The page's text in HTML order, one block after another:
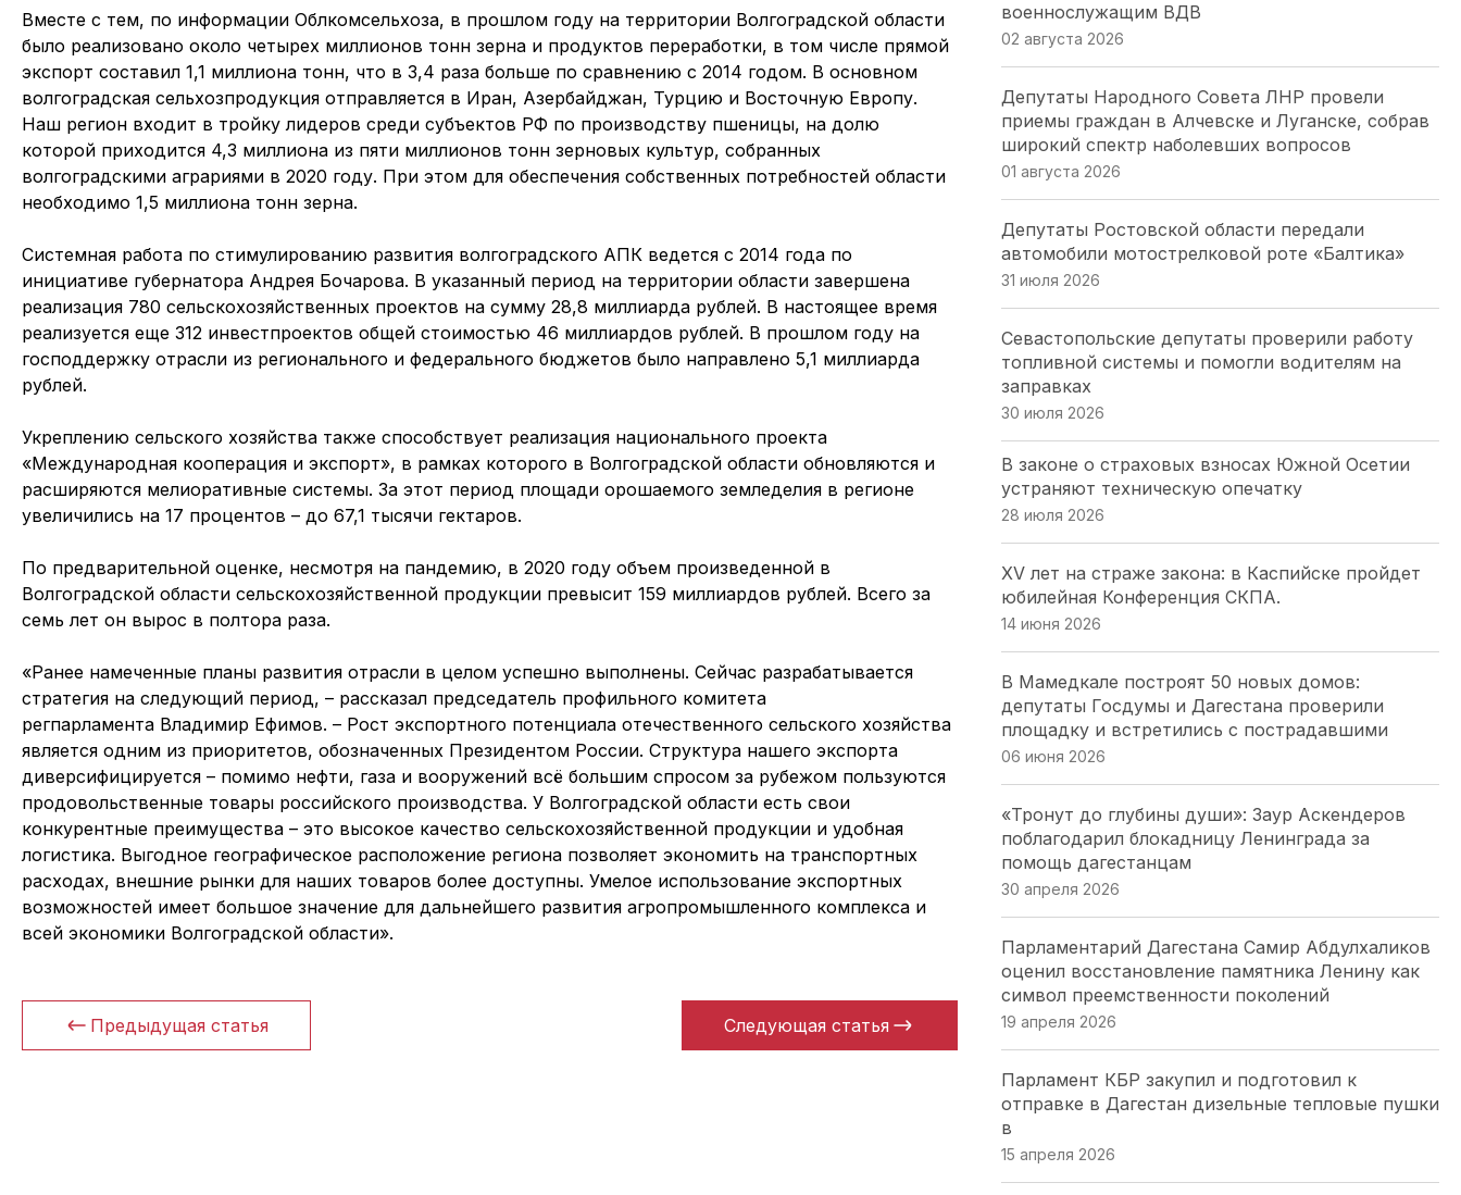
Вместе с тем, по информации Облкомсельхоза, в прошлом году на территории Волгоградской области
было реализовано около четырех миллионов тонн зерна и продуктов переработки, в том числе прямой
экспорт составил 1,1 миллиона тонн, что в 3,4 раза больше по сравнению с 2014 годом. В основном
волгоградская сельхозпродукция отправляется в Иран, Азербайджан, Турцию и Восточную Европу.
Наш регион входит в тройку лидеров среди субъектов РФ по производству пшеницы, на долю
которой приходится 4,3 миллиона из пяти миллионов тонн зерновых культур, собранных
волгоградскими аграриями в 2020 году. При этом для обеспечения собственных потребностей области
необходимо 1,5 миллиона тонн зерна.
Системная работа по стимулированию развития волгоградского АПК ведется с 2014 года по
инициативе губернатора Андрея Бочарова. В указанный период на территории области завершена
реализация 780 сельскохозяйственных проектов на сумму 28,8 миллиарда рублей. В настоящее время
реализуется еще 312 инвестпроектов общей стоимостью 46 миллиардов рублей. В прошлом году на
господдержку отрасли из регионального и федерального бюджетов было направлено 5,1 миллиарда
рублей.
Укреплению сельского хозяйства также способствует реализация национального проекта
«Международная кооперация и экспорт», в рамках которого в Волгоградской области обновляются и
расширяются мелиоративные системы. За этот период площади орошаемого земледелия в регионе
увеличились на 17 процентов – до 67,1 тысячи гектаров.
По предварительной оценке, несмотря на пандемию, в 2020 году объем произведенной в
Волгоградской области сельскохозяйственной продукции превысит 159 миллиардов рублей. Всего за
семь лет он вырос в полтора раза.
«Ранее намеченные планы развития отрасли в целом успешно выполнены. Сейчас разрабатывается
стратегия на следующий период, – рассказал председатель профильного комитета
регпарламента Владимир Ефимов. – Рост экспортного потенциала отечественного сельского хозяйства
является одним из приоритетов, обозначенных Президентом России. Структура нашего экспорта
диверсифицируется – помимо нефти, газа и вооружений всё большим спросом за рубежом пользуются
продовольственные товары российского производства. У Волгоградской области есть свои
конкурентные преимущества – это высокое качество сельскохозяйственной продукции и удобная
логистика. Выгодное географическое расположение региона позволяет экономить на транспортных
расходах, внешние рынки для наших товаров более доступны. Умелое использование экспортных
возможностей имеет большое значение для дальнейшего развития агропромышленного комплекса и
всей экономики Волгоградской области».
Предыдущая статья Следующая статья
военнослужащим ВДВ
02 августа 2026
Депутаты Народного Совета ЛНР провели
приемы граждан в Алчевске и Луганске, собрав
широкий спектр наболевших вопросов
01 августа 2026
Депутаты Ростовской области передали
автомобили мотострелковой роте «Балтика»
31 июля 2026
Севастопольские депутаты проверили работу
топливной системы и помогли водителям на
заправках
30 июля 2026
Астраханский парламент поддержал проект
«Карта городских приоритетов»
29 июля 2026
А. Ищенко . Донской парламент будет так же
настойчиво продвигать свои инициативы и в
следующем созыве ГД РФ
28 июля 2026
Депутатский наказ парламента Адыгеи: более
200 курсантов ДГТУ приняли присягу в Майкопе
28 июля 2026
«Работайте, братья!»: спикер парламента
Херсоны. Томилина обратилась к морякам-
черноморцам в День ВМФ
26 июля 2026
Депутаты Парламента Северной Осетии
оценили масштабный проект «Щит Отечества»,
охватывающий 9 тысяч школьников
25 июля 2026
Модернизация ЖКХ Кубани: Юрий Бурлачко о
привлечении бизнеса
24 июля 2026
В законе о страховых взносах Южной Осетии
устраняют техническую опечатку
28 июля 2026
XV лет на страже закона: в Каспийске пройдет
юбилейная Конференция СКПА.
14 июня 2026
В Мамедкале построят 50 новых домов:
депутаты Госдумы и Дагестана проверили
площадку и встретились с пострадавшими
06 июня 2026
«Тронут до глубины души»: Заур Аскендеров
поблагодарил блокадницу Ленинграда за
помощь дагестанцам
30 апреля 2026
Парламентарий Дагестана Самир Абдулхаликов
оценил восстановление памятника Ленину как
символ преемственности поколений
19 апреля 2026
Парламент КБР закупил и подготовил к
отправке в Дагестан дизельные тепловые пушки
в
15 апреля 2026